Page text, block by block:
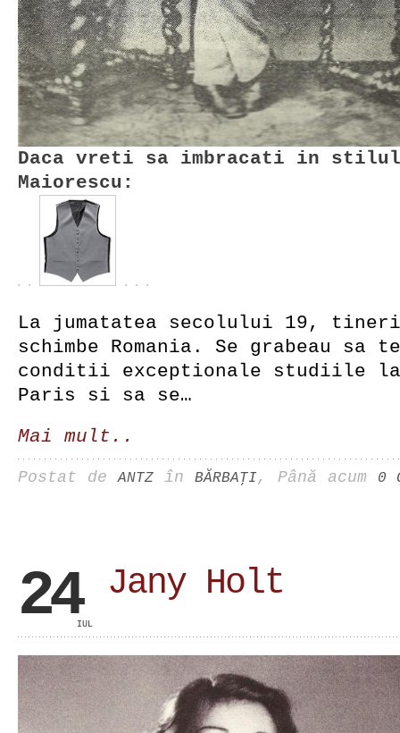
Daca vreti sa imbracati in stilul
Maiorescu:
La jumatatea secolului 19,
schimbe Romania. Se grabeau sa
conditii exceptionale studiile la
Paris si sa se…
Mai mult..
Postat deANTZ în BĂRBAŢI, Până acum 0
24IUL
Jany Holt